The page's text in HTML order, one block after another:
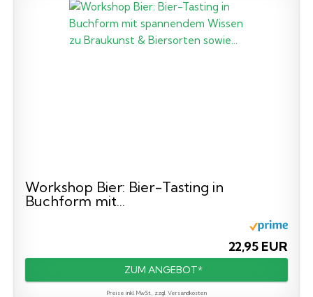
Workshop Bier: Bier-Tasting in
Buchform mit...
22,95 EUR
ZUM ANGEBOT*
Preise inkl. MwSt., zzgl. Versandkosten